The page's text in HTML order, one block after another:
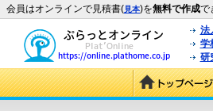
会員はオンラインで見積書(見本)を無料で作成で
法
学
研